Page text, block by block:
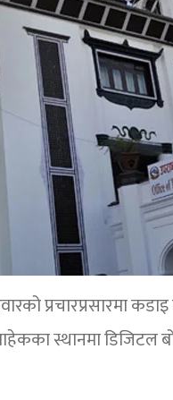
प्रचारप्रसारमा
स्थानमा डिजिटल